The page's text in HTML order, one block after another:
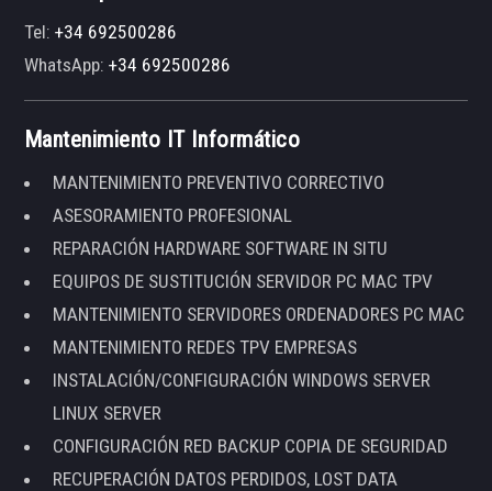
Tel:+34 692500286
WhatsApp:+34 692500286
Mantenimiento IT Informático
MANTENIMIENTO PREVENTIVO CORRECTIVO
ASESORAMIENTO PROFESIONAL
REPARACIÓN HARDWARE SOFTWARE IN SITU
EQUIPOS DE SUSTITUCIÓN SERVIDOR PC MAC TPV
MANTENIMIENTO SERVIDORES ORDENADORES PC MAC
MANTENIMIENTO REDES TPV EMPRESAS
INSTALACIÓN/CONFIGURACIÓN WINDOWS SERVER
LINUX SERVER
CONFIGURACIÓN RED BACKUP COPIA DE SEGURIDAD
RECUPERACIÓN DATOS PERDIDOS, LOST DATA